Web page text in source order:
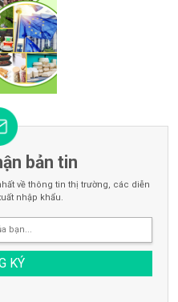
bản tin
về thông tin thị trường, các diễn
nhập khẩu.